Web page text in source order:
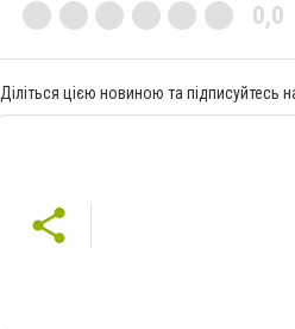
0,0
Діліться цією новиною та підписуйтесь